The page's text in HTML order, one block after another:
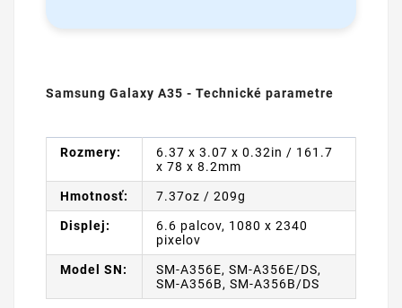
Samsung Galaxy A35 - Technické parametre
Rozmery:
6.37 x 3.07 x 0.32in / 161.7
x 78 x 8.2mm
Hmotnosť: 7.37oz / 209g
Displej:
6.6 palcov, 1080 x 2340
pixelov
Model SN:
SM-A356E, SM-A356E/DS,
SM-A356B, SM-A356B/DS